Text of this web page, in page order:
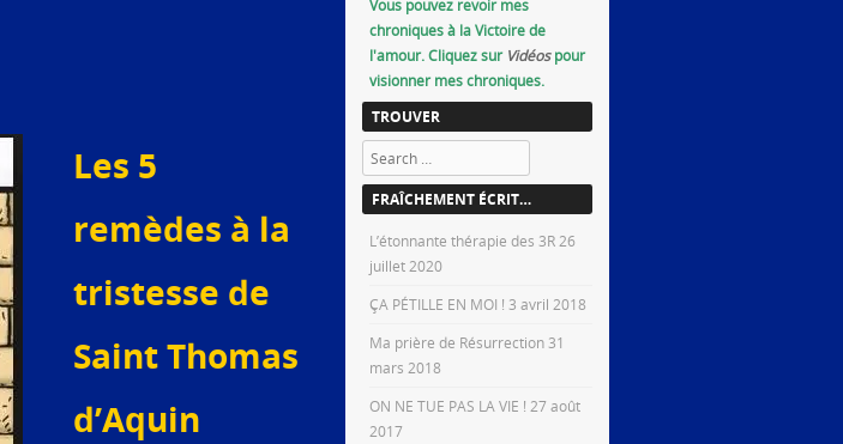
Les 5
remèdes à la
tristesse de
Saint Thomas
d’Aquin
Vous pouvez revoir mes
chroniques à la Victoire de
l'amour. Cliquez sur Vidéospour
visionner mes chroniques.
TROUVER
Search
FRAÎCHEMENT ÉCRIT…
L’étonnante thérapie des 3R 26
juillet 2020
ÇA PÉTILLE EN MOI ! 3 avril 2018
Ma prière de Résurrection 31
mars 2018
ON NE TUE PAS LA VIE ! 27 août
2017